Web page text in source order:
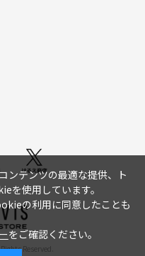
Reserved.
ンテンツの最適な提供、ト
を使用しています。
の利用に同意したことも
をご確認ください。